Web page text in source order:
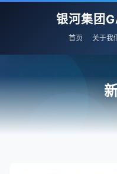
银河集团
首页 关于我们